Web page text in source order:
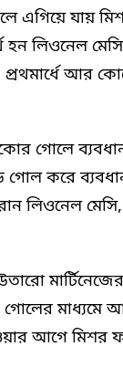
এগিয়ে যায়
লিওনেল
আর
গোলে
করে
লিওনেল
মাধ্যমে
হওয়ার আগে